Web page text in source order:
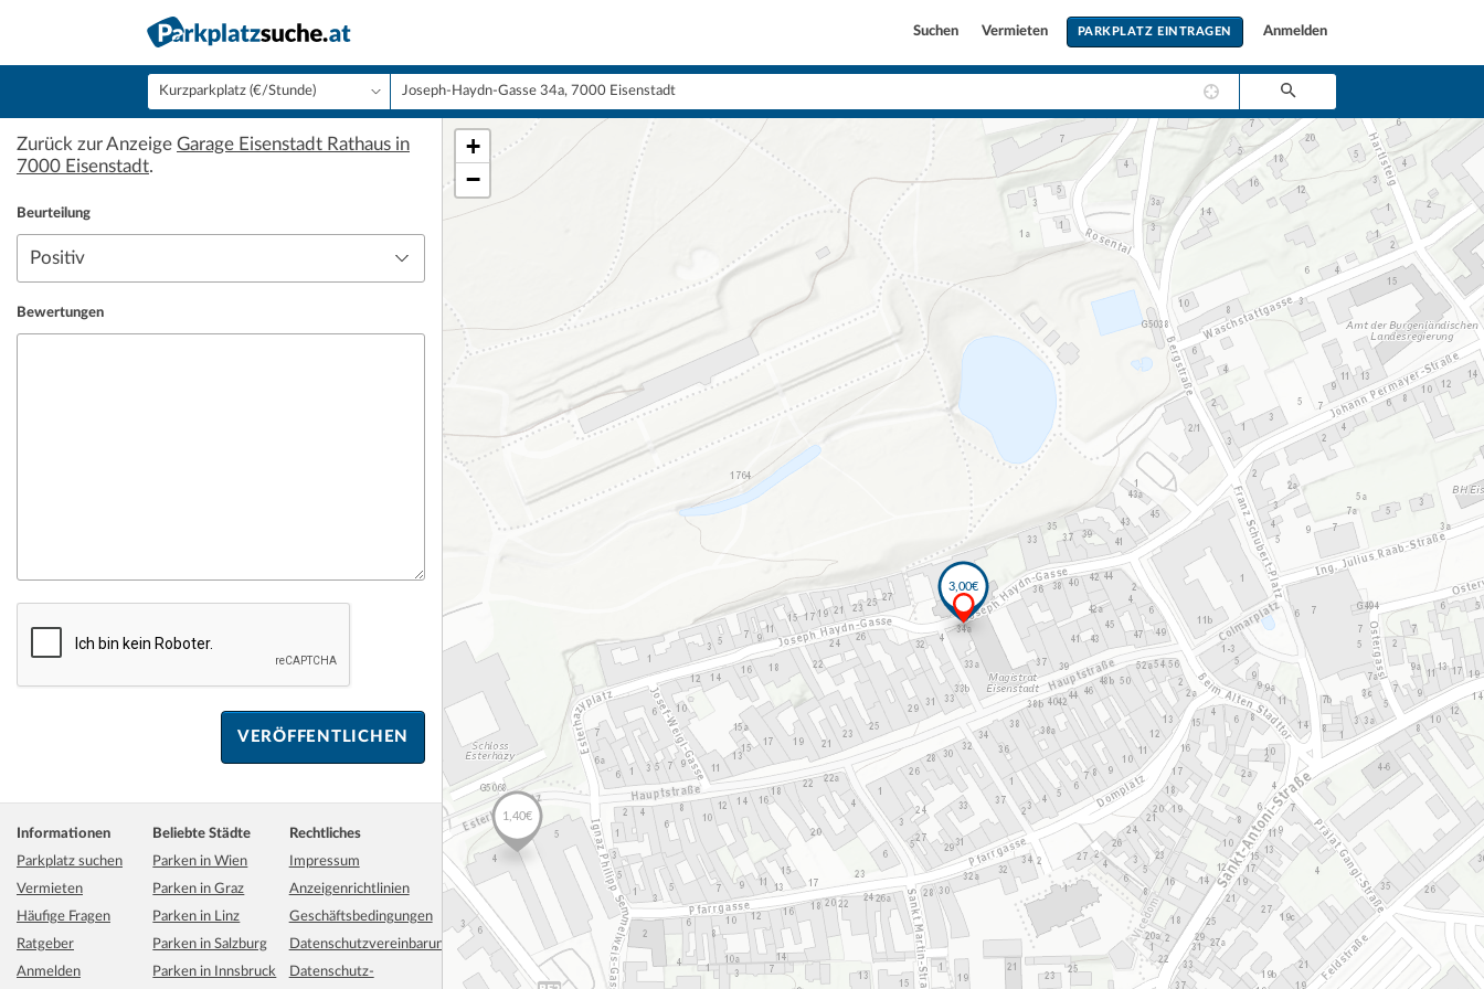
Suchen Vermieten PARKPLATZ EINTRAGEN Anmelden
Zurück zur Anzeige Garage Eisenstadt Rathaus in
7000 Eisenstadt.
Beurteilung
Bewertungen
Informationen
Parkplatz suchen
Vermieten
Häufige Fragen
Ratgeber
Anmelden
Beliebte Städte
Parken in Wien
Parken in Graz
Parken in Linz
Parken in Salzburg
Parken in Innsbruck
Rechtliches
Impressum
Anzeigenrichtlinien
Geschäftsbedingungen
Datenschutzvereinbarung
Datenschutz-
+
−